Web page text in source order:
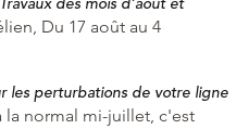
Du 17 août au 4
les perturbations de votre ligne
la normal mi-juillet, c'est